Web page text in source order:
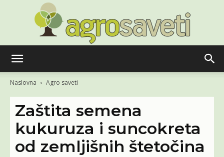
saveti
Naslovna Agro saveti
Zaštita semena
kukuruza i suncokreta
od zemljišnih štetočina